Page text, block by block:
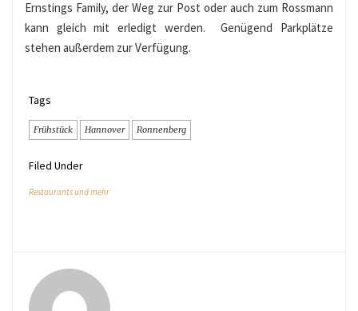
Ernstings Family, der Weg zur Post oder auch zum Rossmann
kann gleich mit erledigt werden. Genügend Parkplätze
stehen außerdem zur Verfügung.
Tags
Frühstück Hannover Ronnenberg
Filed Under
Restaurants und mehr